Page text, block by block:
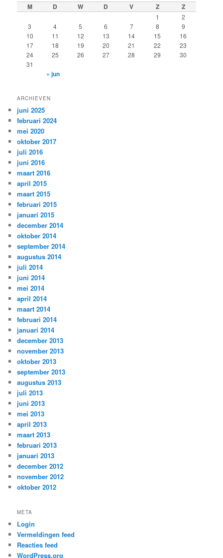
M D W D V Z Z
1
2
3
4 5 6 7 8
9
10
11 12 13 14 15
16
17
18 19 20 21 22
23
24
25 26 27 28 29
30
31
« jun
ARCHIEVEN
juni 2025
februari 2024
mei 2020
oktober 2017
juli 2016
juni 2016
maart 2016
april 2015
maart 2015
februari 2015
januari 2015
december 2014
oktober 2014
september 2014
augustus 2014
juli 2014
juni 2014
mei 2014
april 2014
maart 2014
februari 2014
januari 2014
december 2013
november 2013
oktober 2013
september 2013
augustus 2013
juli 2013
juni 2013
mei 2013
april 2013
maart 2013
februari 2013
januari 2013
december 2012
november 2012
oktober 2012
META
Login
Vermeldingen feed
Reacties feed
WordPress.org